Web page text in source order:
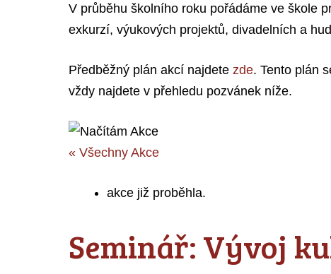
V průběhu školního roku pořádáme ve škole
exkurzí, výukových projektů, divadelních a
Předběžný plán akcí najdete zde. Tento plán
vždy najdete v přehledu pozvánek níže.
« Všechny Akce
akce již proběhla.
Seminář: Vývoj